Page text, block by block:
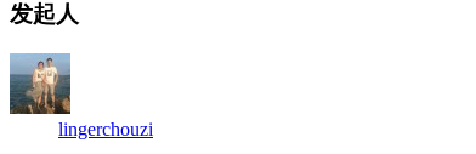
发起人
lingerchouzi